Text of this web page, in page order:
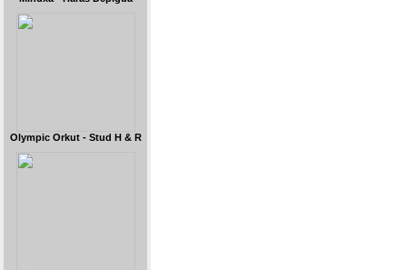
Olympic Orkut - Stud H & R